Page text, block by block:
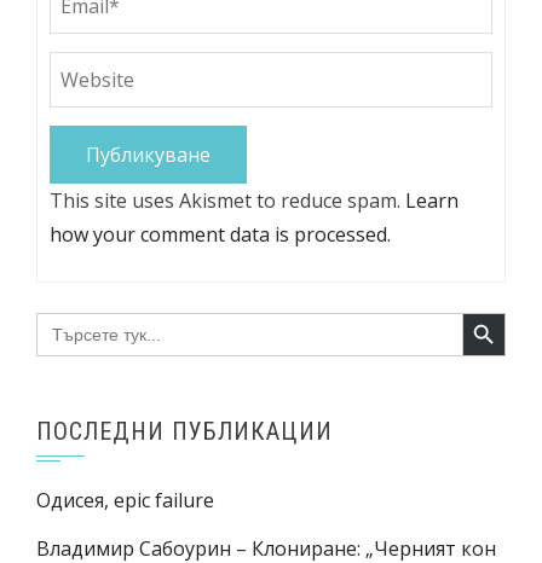
This site uses Akismet to reduce spam. Learn
how your comment data is processed.
Search
for:
Search Button
ПОСЛЕДНИ ПУБЛИКАЦИИ
Одисея, epic failure
Владимир Сабоурин – Клониране: „Черният кон